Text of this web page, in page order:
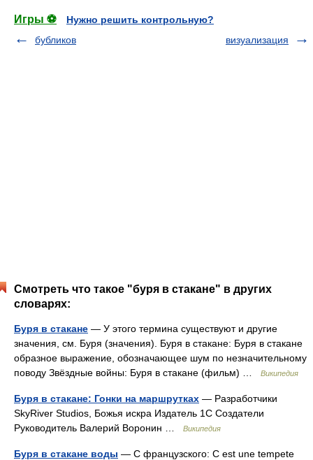
Игры ⚽
Нужно решить контрольную?
бубликов
визуализация
Смотреть что такое "буря в стакане" в других
словарях:
Буря в стакане — У этого термина существуют и другие
значения, см. Буря (значения). Буря в стакане: Буря в стакане
образное выражение, обозначающее шум по незначительному
поводу Звёздные войны: Буря в стакане (фильм) …
Википедия
Буря в стакане: Гонки на маршрутках — Разработчики
SkyRiver Studios, Божья искра Издатель 1С Создатели
Руководитель Валерий Воронин …
Википедия
Буря в стакане воды — С французского: С est une tempete